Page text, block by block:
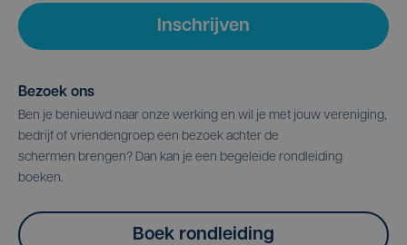
Inschrijven
Bezoek ons
Ben je benieuwd naar onze werking en wil je met jouw vereniging,
bedrijf of vriendengroep een bezoek achter de
schermen brengen? Dan kan je een begeleide rondleiding
boeken.
Boek rondleiding